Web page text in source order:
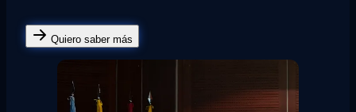
Quiero saber más